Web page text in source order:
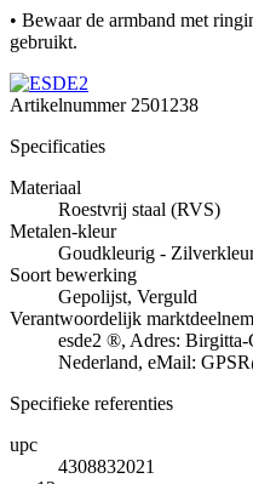
• Bewaar de armband met
gebruikt.
Artikelnummer2501238
Specificaties
Materiaal
Roestvrij staal (RVS)
Metalen-kleur
Goudkleurig -
Soort bewerking
Gepolijst, Verguld
Verantwoordelijk
esde2 ®, Adres:
Nederland, eMail:
Specifieke referenties
upc
4308832021